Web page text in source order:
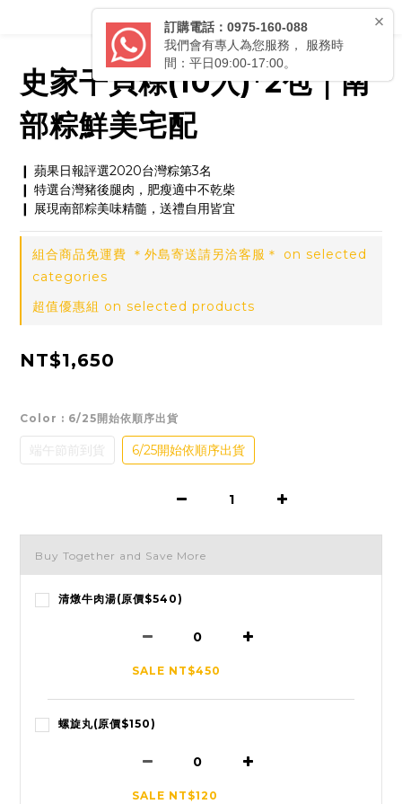
史家干貝粽(10入)*2包｜南
部粽鮮美宅配
❙ 蘋果日報評選2020台灣粽第3名
❙ 特選台灣豬後腿肉，肥瘦適中不乾柴
❙ 展現南部粽美味精髓，送禮自用皆宜
組合商品免運費 ＊外島寄送請另洽客服＊ on selected
categories
超值優惠組 on selected products
NT$1,650
Color : 6/25開始依順序出貨
端午節前到貨 6/25開始依順序出貨
Buy Together and Save More
清燉牛肉湯(原價$540)
SALE NT$450
螺旋丸(原價$150)
SALE NT$120